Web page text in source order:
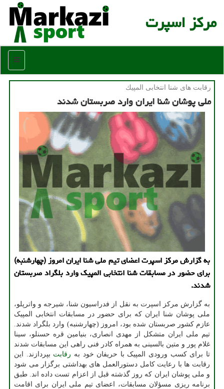
مركز اسپرت
منو
رقابت های شنا انتخابی المپیك
ملی پوشان شنا ایران وارد صربستان شدند
به گزارش مرکز اسپرت اعضای تیم ملی شنا ایران امروز (چهارشنبه)
برای حضور در مسابقات شنا انتخابی المپیک وارد بلگراد صربستان
شدند.
به گزارش مرکز اسپرت به نقل از فدراسیون شنا، شیرجه و واترپلو،
ملی پوشان شنا ایران که برای حضور در مسابقات انتخابی المپیک
عازم کشور صربستان شده بود، امروز (چهارشنبه) وارد بلگراد شدند.
تیم ملی ایران متشکل از مهدی انصاری، بنیامین قره حسنلو، سینا
غلام پور و متین بالسینی به همراه کادر فنی راهی این مسابقات شدند
تا برای کسب ورودی المپیک با حریفان خود به رقابت بپردازند. این
رقابت ها با رعایت کامل دستورالعمل های بهداشتی برگزار می شود
و ملی پوشان ایران که روز گذشته قبل از اعزام تست داده اند. طبق
برنامه ریزی مسؤلان مسابقات، اعضای تیم ملی ایران برای اقامت